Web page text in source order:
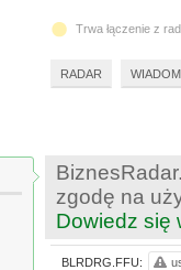
zgodę na
Dowiedz się
BLRDRG.FFU:
Trwa łączenie z
RADAR